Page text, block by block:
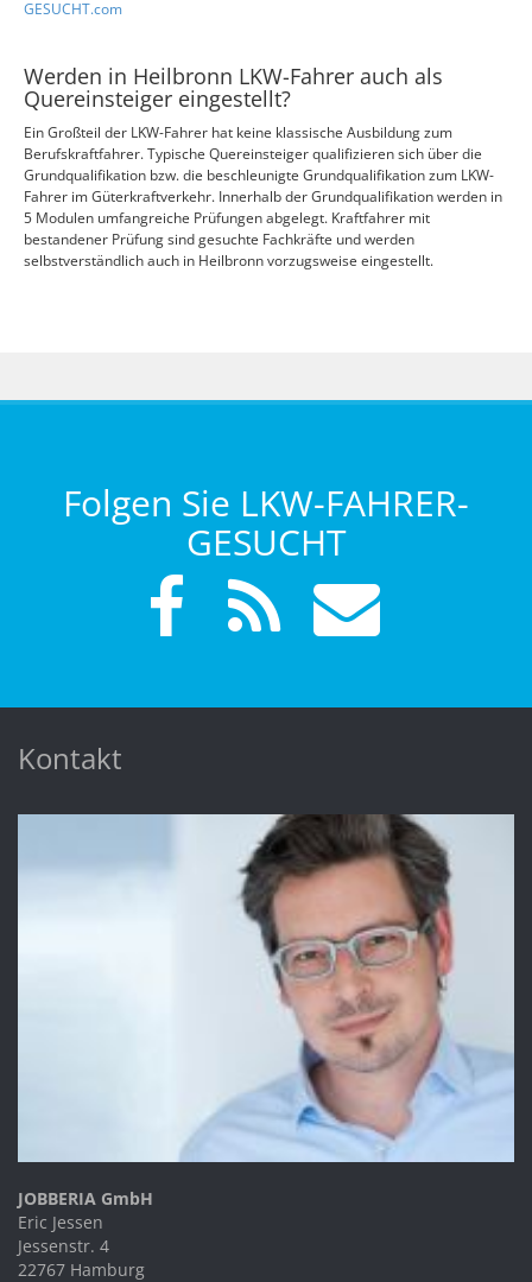
GESUCHT.com
Werden in Heilbronn LKW-Fahrer auch als
Quereinsteiger eingestellt?
Ein Großteil der LKW-Fahrer hat keine klassische Ausbildung zum
Berufskraftfahrer. Typische Quereinsteiger qualifizieren sich über die
Grundqualifikation bzw. die beschleunigte Grundqualifikation zum LKW-
Fahrer im Güterkraftverkehr. Innerhalb der Grundqualifikation werden in
5 Modulen umfangreiche Prüfungen abgelegt. Kraftfahrer mit
bestandener Prüfung sind gesuchte Fachkräfte und werden
selbstverständlich auch in Heilbronn vorzugsweise eingestellt.
Folgen Sie LKW-FAHRER-
GESUCHT
Kontakt
JOBBERIA GmbH
Eric Jessen
Jessenstr. 4
22767 Hamburg